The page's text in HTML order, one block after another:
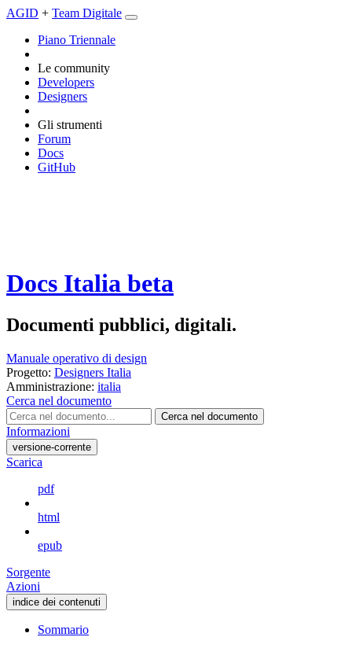
AGID + Team Digitale
Piano Triennale
Le community
Developers
Designers
Gli strumenti
Forum
Docs
GitHub
Docs Italia beta
Documenti pubblici, digitali.
Manuale operativo di design
Progetto: Designers Italia
Amministrazione: italia
Cerca nel documento
Cerca nel documento
Informazioni
versione-corrente
Scarica
pdf
html
epub
Sorgente
Azioni
indice dei contenuti
Sommario